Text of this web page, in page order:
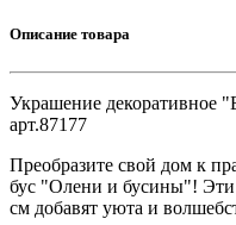
Описание товара
Украшение декоративное
арт.87177
Преобразите свой дом к
бус "Олени и бусины"! Эти
см добавят уюта и